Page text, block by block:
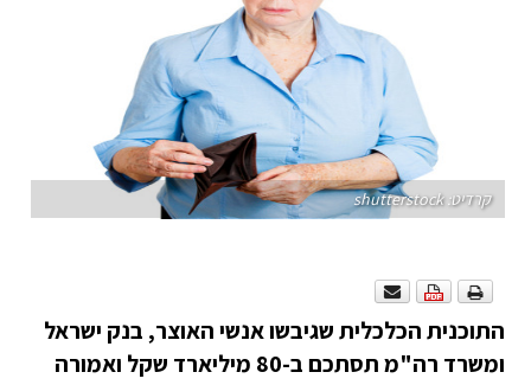
קרדיט: shutterstock
התוכנית הכלכלית שגיבשו אנשי האוצר, בנק ישראל
ומשרד רה"מ תסתכם ב-80 מיליארד שקל ואמורה